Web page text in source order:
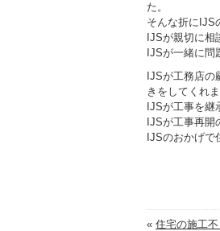
た。
そんな折にIJS
IJSが親切に相
IJSが一緒に問
IJSが工務店の
きをしてくれま
IJSが工事を継
IJSが工事再開
IJSのおかげで
« 住宅の施工